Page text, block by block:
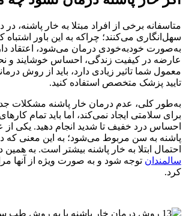
متاسفانه برخی از افراد مبتلا به خار پاشنه، در
سهل‌انگاری می‌کنند؛ چراکه به این باور اشتباه
به‌صورت خودبه‌خودی درمان می‌شود، اعتقاد
عارضه در کیفیت زندگی، احساس خوشایند و
معمول شما تاثیر زیادی دارد، باید از روش
تایید پزشک متخصص استفاده کنید.
به‌طور کلی، عدم درمان خار پاشنه مشکلات
برای سلامتی ایجاد نمی‌کند، اما باید تمام کارهای
احساس درد خفیف تا شدید انجام دهید. یکی
پاشنه به سن مربوط می‌شود؛ به این معنی که
احتمال ابتلا به خار پاشنه بیشتر است. به همین
سالمندان توجه شود و به صورت ویژه از آنها
کرد.